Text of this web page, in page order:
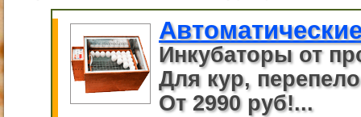
Инкубаторы от
Для кур,
От 2990 руб!...